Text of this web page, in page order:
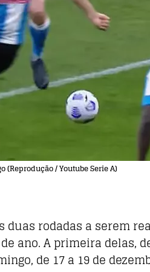
(Reprodução / Youtube Serie A)
rodadas a serem
ano. A primeira delas,
de 17 a 19 de